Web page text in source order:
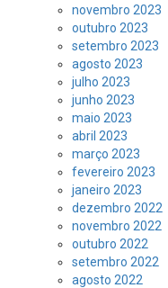
novembro 2023
outubro 2023
setembro 2023
agosto 2023
julho 2023
junho 2023
maio 2023
abril 2023
março 2023
fevereiro 2023
janeiro 2023
dezembro 2022
novembro 2022
outubro 2022
setembro 2022
agosto 2022